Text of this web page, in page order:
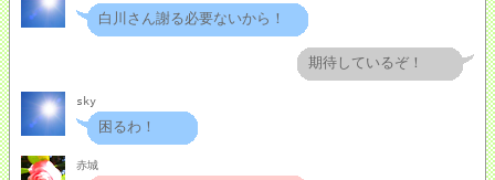
白川さん謝る必要ないから！
期待しているぞ！
sky
困るわ！
赤城